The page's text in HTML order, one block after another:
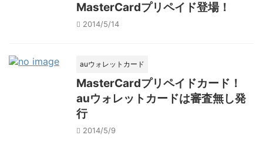
MasterCardプリペイド登場！
2014/5/14
auウォレットカード
MasterCardプリペイドカード！
auウォレットカードは審査無し発
行
2014/5/9